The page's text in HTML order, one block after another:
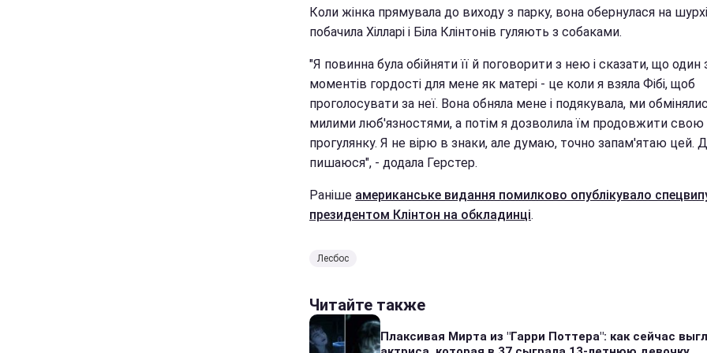
Коли жінка прямувала до виходу з парку, вона обернулася на
побачила Хілларі і Біла Клінтонів гуляють з собаками.
"Я повинна була обійняти її й поговорити з нею і сказати, що один
моментів гордості для мене як матері - це коли я взяла Фібі, щоб
проголосувати за неї. Вона обняла мене і подякувала, ми
милими люб'язностями, а потім я дозволила їм продовжити свою
прогулянку. Я не вірю в знаки, але думаю, точно запам'ятаю цей.
пишаюся", - додала Герстер.
Раніше американське видання помилково опублікувало
президентом Клінтон на обкладинці.
Лесбос
Читайте также
Плаксивая Мирта из "Гарри Поттера": как сейчас